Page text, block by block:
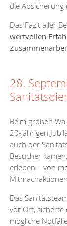
die Absicherung
Das Fazit aller
wertvollen
28.
Beim großen
20-jährigen
auch der
Besucher
erleben – von
Das
vor Ort,
mögliche